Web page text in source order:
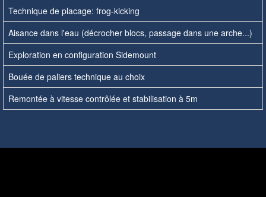
Technique de placage: frog-kicking
Aisance dans l'eau (décrocher blocs, passage dans une arche...)
Exploration en configuration Sidemount
Bouée de paliers technique au choix
Remontée à vitesse contrôlée et stabilisation à 5m